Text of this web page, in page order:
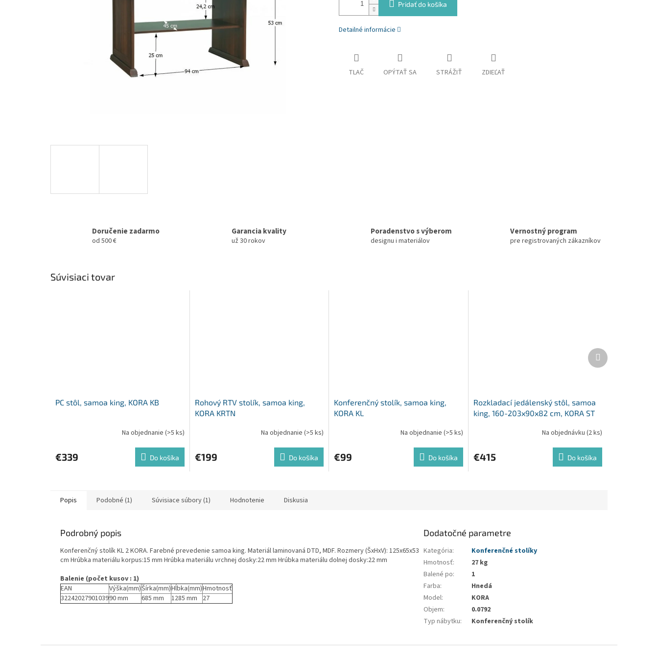
Pridať do košíka
Detailné informácie
TLAČ OPÝTAŤ SA STRÁŽIŤ ZDIEĽAŤ
Doručenie zadarmo
od 500 €
Garancia kvality
už 30 rokov
Poradenstvo s výberom
designu i materiálov
Vernostný program
pre registrovaných zákazníkov
Súvisiaci tovar
PC stôl, samoa king, KORA KB
Na objednanie (>5 ks)
€339 Do košíka
Rohový RTV stolík, samoa king,
KORA KRTN
Na objednanie (>5 ks)
€199 Do košíka
Konferenčný stolík, samoa king,
KORA KL
Na objednanie (>5 ks)
€99 Do košíka
Rozkladací jedálenský stôl, samoa
king, 160-203x90x82 cm, KORA ST
Na objednávku (2 ks)
€415 Do košíka
Ďalší
produkt
Popis Podobné (1) Súvisiace súbory (1) Hodnotenie Diskusia
Podrobný popis
Konferenčný stolík KL 2 KORA. Farebné prevedenie samoa king. Materiál laminovaná DTD, MDF. Rozmery (ŠxHxV): 125x65x53
cm Hrúbka materiálu korpus:15 mm Hrúbka materiálu vrchnej dosky:22 mm Hrúbka materiálu dolnej dosky:22 mm
Balenie (počet kusov : 1)
EAN
Výška(mm)Šírka(mm)Hĺbka(mm)Hmotnosť
3224202790103990 mm 685 mm 1285 mm 27
Dodatočné parametre
Kategória:
Konferenčné stolíky
Hmotnosť:
27 kg
Balené po:
1
Farba:
Hnedá
Model:
KORA
Objem:
0.0792
Typ nábytku: Konferenčný stolík